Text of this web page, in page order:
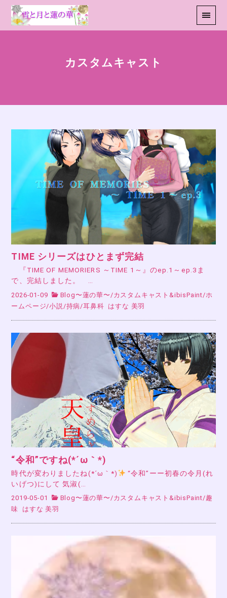
カスタムキャスト
TIME シリーズはひとまず完結
『TIME OF MEMORIERS ～TIME 1～』のep.1～ep.3ま
で、完結しました。 …
2026-01-09 Blog〜蓮の華〜 /カスタムキャスト&ibisPaint/ホ
ームページ/小説 /持病 /耳鼻科 はすな 美羽
“令和”ですね(*´ω｀*)
時代が変わりましたね(*´ω｀*)
“令和”ーー初春の令月(れ
いげつ)にして 気淑(…
2019-05-01 Blog〜蓮の華〜/カスタムキャスト&ibisPaint/趣
味
はすな 美羽